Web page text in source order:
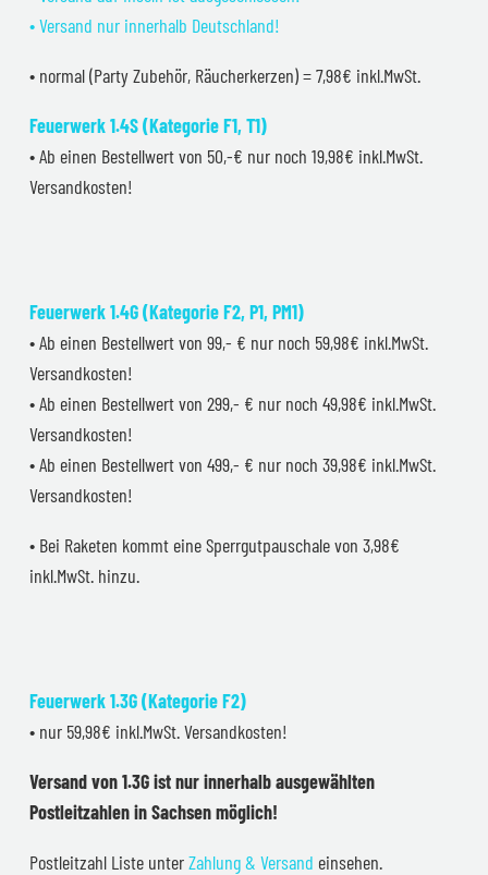
• Versand nur innerhalb Deutschland!
• normal (Party Zubehör, Räucherkerzen) = 7,98€ inkl.MwSt.
Feuerwerk 1.4S (Kategorie F1, T1)
• Ab einen Bestellwert von 50,-€ nur noch 19,98€ inkl.MwSt.
Versandkosten!
Feuerwerk 1.4G (Kategorie F2, P1, PM1)
• Ab einen Bestellwert von 99,- € nur noch 59,98€ inkl.MwSt.
Versandkosten!
• Ab einen Bestellwert von 299,- € nur noch 49,98€ inkl.MwSt.
Versandkosten!
• Ab einen Bestellwert von 499,- € nur noch 39,98€ inkl.MwSt.
Versandkosten!
• Bei Raketen kommt eine Sperrgutpauschale von 3,98€
inkl.MwSt. hinzu.
Feuerwerk 1.3G (Kategorie F2)
• nur 59,98€ inkl.MwSt. Versandkosten!
Versand von 1.3G ist nur innerhalb ausgewählten
Postleitzahlen in Sachsen möglich!
Postleitzahl Liste unterZahlung & Versand einsehen.